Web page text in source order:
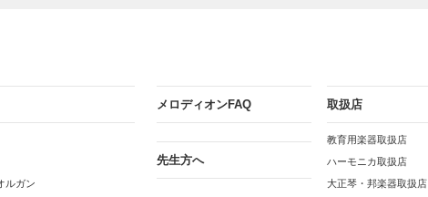
ルガン
メロディオンFAQ
先生方へ
取扱店
教育用楽器取扱店
ハーモニカ取扱店
大正琴・邦楽器取扱店